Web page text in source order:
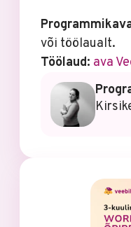
või töölaualt.
Töölaud: ava